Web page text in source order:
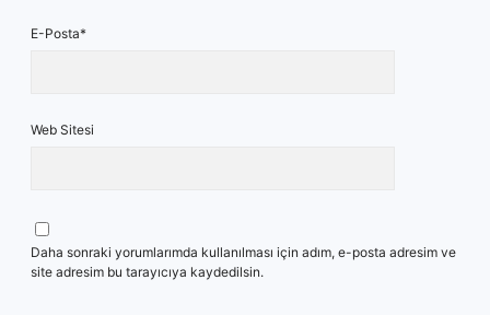
E-Posta*
Web Sitesi
Daha sonraki yorumlarımda kullanılması için adım, e-posta adresim ve
site adresim bu tarayıcıya kaydedilsin.